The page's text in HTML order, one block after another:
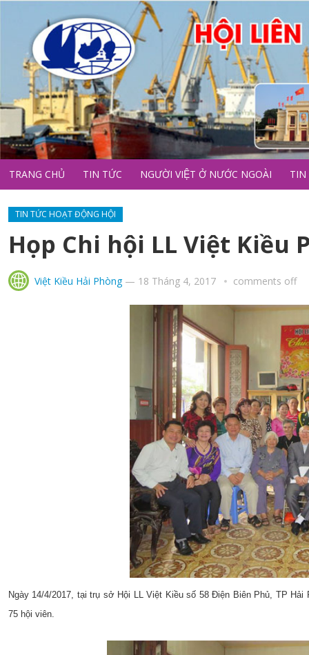
TRANG CHỦ TIN TỨC NGƯỜI VIỆT Ở NƯỚC NGOÀI TIN
TIN TỨC HOẠT ĐỘNG HỘI
Họp Chi hội LL Việt Kiều
Việt Kiều Hải Phòng— 18 Tháng 4, 2017 comments off
Ngày 14/4/2017, tại trụ sở Hội LL Việt Kiều số 58 Điện Biên Phủ, TP
75 hội viên.